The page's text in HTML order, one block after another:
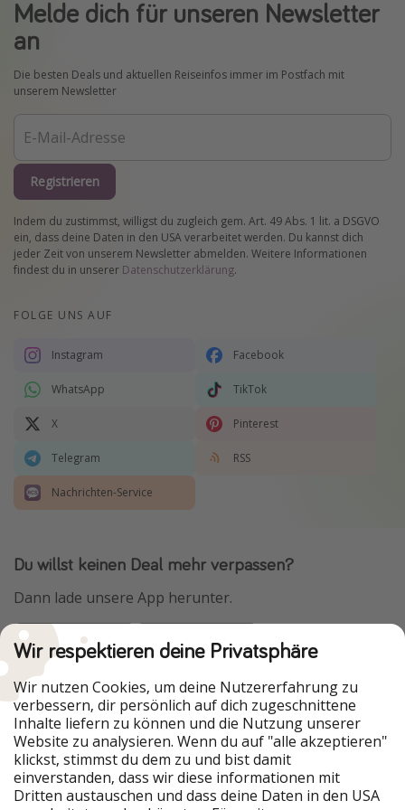
Melde dich für unseren Newsletter
an
Die besten Deals und aktuellen Reiseinfos immer im Postfach mit
unserem Newsletter
Registrieren
Indem du zustimmst, willigst du zugleich gem. Art. 49 Abs. 1 lit. a DSGVO
ein, dass deine Daten in den USA verarbeitet werden. Du kannst dich
jeder Zeit von unserem Newsletter abmelden. Weitere Informationen
findest du in unserer Datenschutzerklärung.
FOLGE UNS AUF
Instagram Facebook
WhatsApp TikTok
X Pinterest
Telegram RSS
Nachrichten-Service
Du willst keinen Deal mehr verpassen?
Dann lade unsere App herunter.
Urlaubspiraten ist Teil der HolidayPirates Group
Unsere Märkte
PiratinViaggio
HolidayPirates
VakantiePiraten
WakacyjniPiraci
VoyagesPirates
Ferienpiraten
Urlaubspiraten
ViajerosPiratas
Wir respektieren deine Privatsphäre
Wir nutzen Cookies, um deine Nutzererfahrung zu
verbessern, dir persönlich auf dich zugeschnittene
Inhalte liefern zu können und die Nutzung unserer
Website zu analysieren. Wenn du auf "alle akzeptieren"
klickst, stimmst du dem zu und bist damit
einverstanden, dass wir diese informationen mit
Dritten austauschen und dass deine Daten in den USA